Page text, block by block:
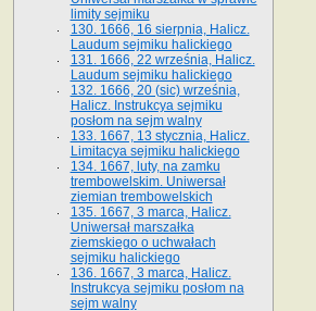
limity sejmiku
130. 1666, 16 sierpnia, Halicz.
Laudum sejmiku halickiego
131. 1666, 22 września, Halicz.
Laudum sejmiku halickiego
132. 1666, 20 (sic) września,
Halicz. Instrukcya sejmiku
posłom na sejm walny
133. 1667, 13 stycznia, Halicz.
Limitacya sejmiku halickiego
134. 1667, luty, na zamku
trembowelskim. Uniwersał
ziemian trembowelskich
135. 1667, 3 marca, Halicz.
Uniwersał marszałka
ziemskiego o uchwałach
sejmiku halickiego
136. 1667, 3 marca, Halicz.
Instrukcya sejmiku posłom na
sejm walny